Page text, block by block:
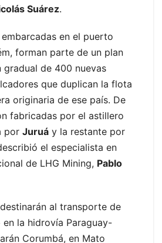
Suárez.
embarcadas en el puerto
forman parte de un plan
de 400 nuevas
que duplican la flota
originaria de ese país. De
fabricadas por el astillero
por Juruá y la restante por
el especialista en
de LHG Mining, Pablo
al transporte de
en la hidrovía Paraguay-
Corumbá, en Mato